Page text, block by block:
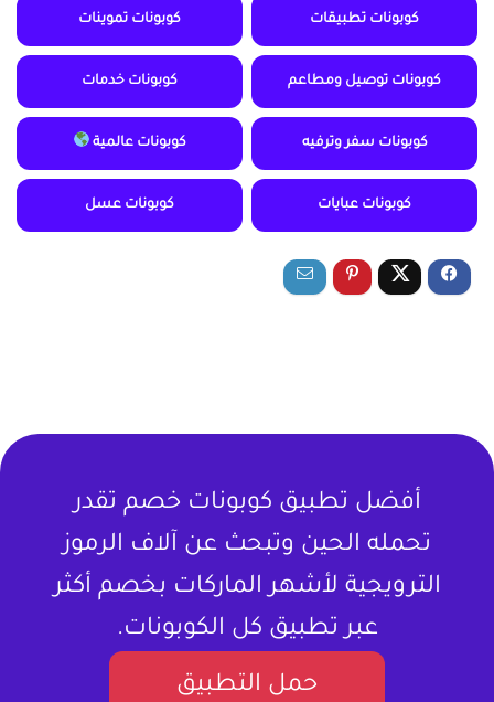
كوبونات تطبيقات كوبونات تموينات
كوبونات توصيل ومطاعم كوبونات خدمات
كوبونات سفر وترفيه كوبونات عالمية
كوبونات عبايات كوبونات عسل
أفضل تطبيق كوبونات خصم تقدر
تحمله الحين وتبحث عن آلاف الرموز
الترويجية لأشهر الماركات بخصم أكثر
عبر تطبيق كل الكوبونات.
حمل التطبيق